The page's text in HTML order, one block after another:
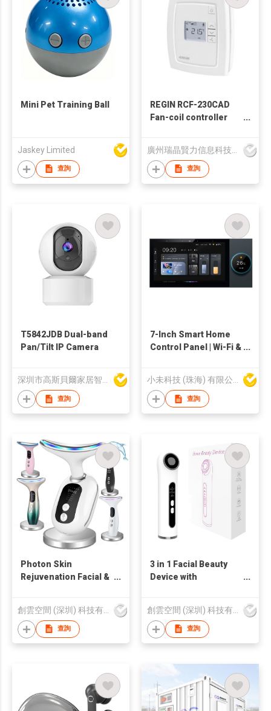
Mini Pet Training Ball
Jaskey Limited
查詢
REGIN RCF-230CAD
Fan-coil controller
查詢
T5842JDB Dual-band
Pan/Tilt IP Camera
深圳市高斯貝爾家居智能電子有限公司
查詢
7-Inch Smart Home
Control Panel | Wi-Fi &
Control & Home
Automation Hub
小未科技 (珠海) 有限公司
查詢
Photon Skin
Rejuvenation Facial &
Massager with LED
Light Therapy, Sonic
Infusion, Hot
查詢
3 in 1 Facial Beauty
Device with
Vibration & Hot
Compression
查詢